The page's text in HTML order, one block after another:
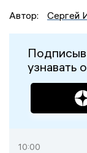
Автор:
Сергей
узнавать
10:00